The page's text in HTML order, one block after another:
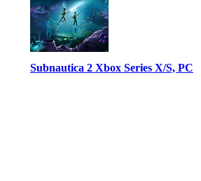
Subnautica 2 Xbox Series X/S, PC